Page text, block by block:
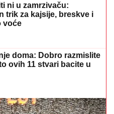
ni u zamrzivaču:
trik za kajsije, breskve i
voće
doma: Dobro razmislite
ovih 11 stvari bacite u